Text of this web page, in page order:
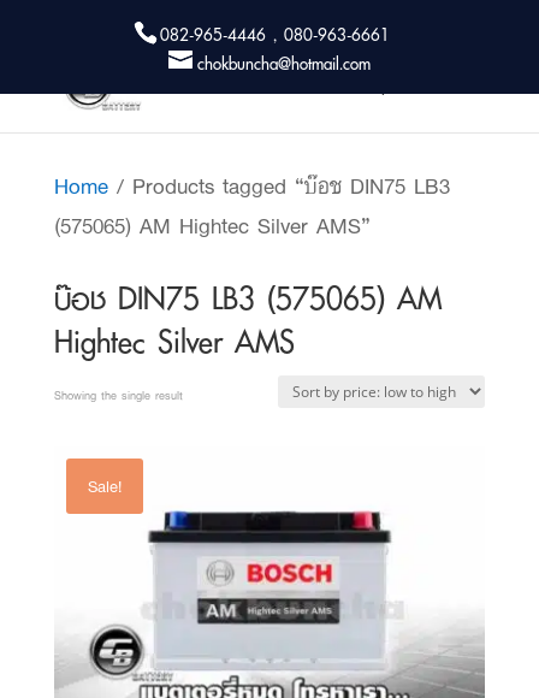
082-965-4446 , 080-963-6661
chokbuncha@hotmail.com
Home/ Products tagged “บ๊อช DIN75 LB3
(575065) AM Hightec Silver AMS”
บ๊อช DIN75 LB3 (575065) AM
Hightec Silver AMS
Showing the single result
Sale!